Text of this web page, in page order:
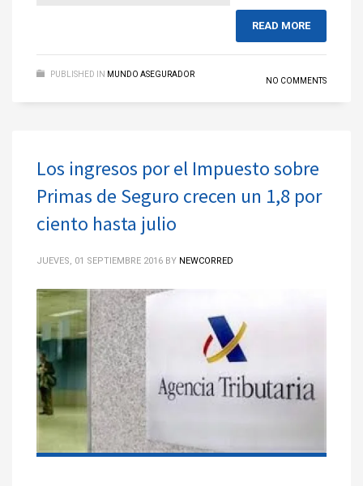
READ MORE
PUBLISHED IN MUNDO ASEGURADOR
NO COMMENTS
Los ingresos por el Impuesto sobre
Primas de Seguro crecen un 1,8 por
ciento hasta julio
JUEVES, 01 SEPTIEMBRE 2016 BY NEWCORRED